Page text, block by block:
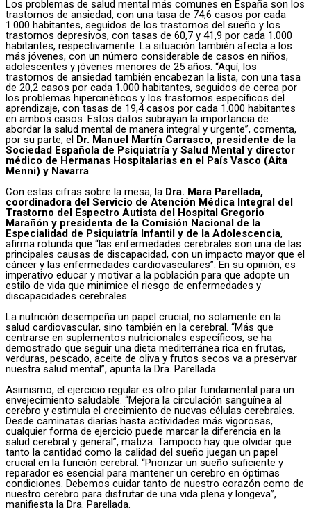
Los problemas de salud mental más comunes en España son los
trastornos de ansiedad, con una tasa de 74,6 casos por cada
1.000 habitantes, seguidos de los trastornos del sueño y los
trastornos depresivos, con tasas de 60,7 y 41,9 por cada 1.000
habitantes, respectivamente. La situación también afecta a los
más jóvenes, con un número considerable de casos en niños,
adolescentes y jóvenes menores de 25 años. “Aquí, los
trastornos de ansiedad también encabezan la lista, con una tasa
de 20,2 casos por cada 1.000 habitantes, seguidos de cerca por
los problemas hipercinéticos y los trastornos específicos del
aprendizaje, con tasas de 19,4 casos por cada 1.000 habitantes
en ambos casos. Estos datos subrayan la importancia de
abordar la salud mental de manera integral y urgente”, comenta,
por su parte, el Dr. Manuel Martín Carrasco, presidente de la
Sociedad Española de Psiquiatría y Salud Mental y director
médico de Hermanas Hospitalarias en el País Vasco (Aita
Menni) y Navarra.
Con estas cifras sobre la mesa, la Dra. Mara Parellada,
coordinadora del Servicio de Atención Médica Integral del
Trastorno del Espectro Autista del Hospital Gregorio
Marañón y presidenta de la Comisión Nacional de la
Especialidad de Psiquiatría Infantil y de la Adolescencia,
afirma rotunda que “las enfermedades cerebrales son una de las
principales causas de discapacidad, con un impacto mayor que el
cáncer y las enfermedades cardiovasculares”. En su opinión, es
imperativo educar y motivar a la población para que adopte un
estilo de vida que minimice el riesgo de enfermedades y
discapacidades cerebrales.
La nutrición desempeña un papel crucial, no solamente en la
salud cardiovascular, sino también en la cerebral. “Más que
centrarse en suplementos nutricionales específicos, se ha
demostrado que seguir una dieta mediterránea rica en frutas,
verduras, pescado, aceite de oliva y frutos secos va a preservar
nuestra salud mental”, apunta la Dra. Parellada.
Asimismo, el ejercicio regular es otro pilar fundamental para un
envejecimiento saludable. “Mejora la circulación sanguínea al
cerebro y estimula el crecimiento de nuevas células cerebrales.
Desde caminatas diarias hasta actividades más vigorosas,
cualquier forma de ejercicio puede marcar la diferencia en la
salud cerebral y general”, matiza. Tampoco hay que olvidar que
tanto la cantidad como la calidad del sueño juegan un papel
crucial en la función cerebral. “Priorizar un sueño suficiente y
reparador es esencial para mantener un cerebro en óptimas
condiciones. Debemos cuidar tanto de nuestro corazón como de
nuestro cerebro para disfrutar de una vida plena y longeva”,
manifiesta la Dra. Parellada.